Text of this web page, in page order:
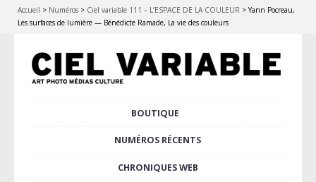
Accueil > Numéros > Ciel variable 111 – L’ESPACE DE LA COULEUR >Yann Pocreau,
Les surfaces de lumière — Bénédicte Ramade, La vie des couleurs
BOUTIQUE
NUMÉROS RÉCENTS
CHRONIQUES WEB